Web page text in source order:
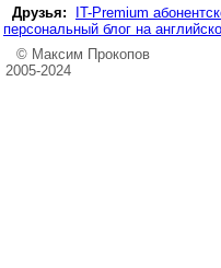
Друзья:
IT-Premium
персональный блог на
© Максим Прокопов
2005-2024